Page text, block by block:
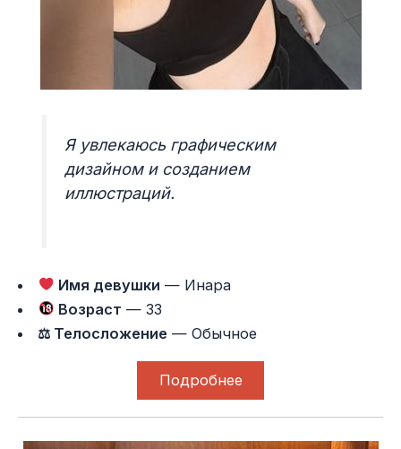
Я увлекаюсь графическим
дизайном и созданием
иллюстраций.
Имя девушки — Инара
Возраст — 33
⚖ Телосложение — Обычное
Подробнее